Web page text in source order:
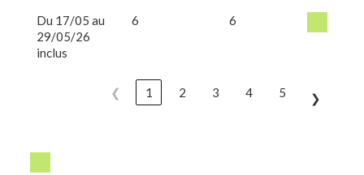
Du 17/05 au
29/05/26
inclus
6 6
❮ 1 2 3 4 5 ❯